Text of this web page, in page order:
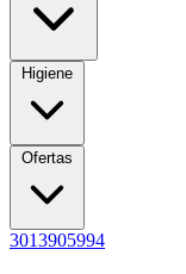
Higiene
Ofertas
3013905994